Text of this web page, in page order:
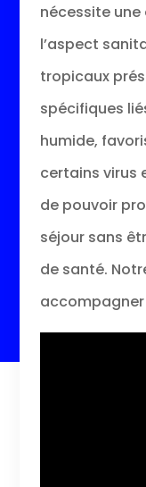
nécessite
l’aspect
tropicaux
spécifiques
humide,
certains virus
de pouvoir
séjour sans
de santé.